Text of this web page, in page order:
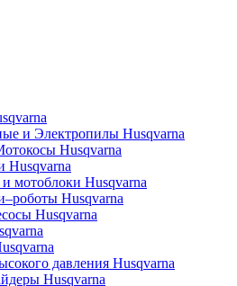
и Электропилы Нusqvarna
Нusqvarna
Husqvarna
мотоблоки Husqvarna
Husqvarna
Husqvarna
давления Husqvarna
Husqvarna